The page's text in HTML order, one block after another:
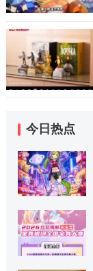
今日热点